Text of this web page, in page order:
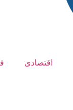
اقتصادی